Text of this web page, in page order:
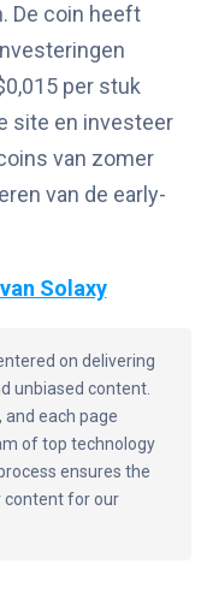
De coin heeft
per stuk
site en investeer
van zomer
van de early-
Solaxy
on delivering
unbiased content.
each page
of top technology
ensures the
content for our